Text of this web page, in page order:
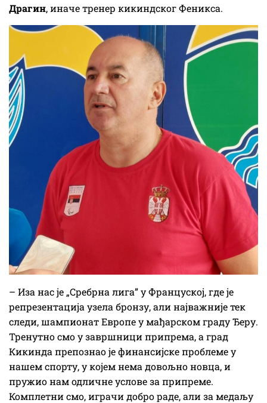
Драгин, иначе тренер кикиндског Феникса.
– Иза нас је „Сребрна лига” у Француској, где је
репрезентација узела бронзу, али најважније тек
следи, шампионат Европе у мађарском граду Ђеру.
Тренутно смо у завршници припрема, а град
Кикинда препознао је финансијске проблеме у
нашем спорту, у којем нема довољно новца, и
пружио нам одличне услове за припреме.
Комплетни смо, играчи добро раде, али за медаљу